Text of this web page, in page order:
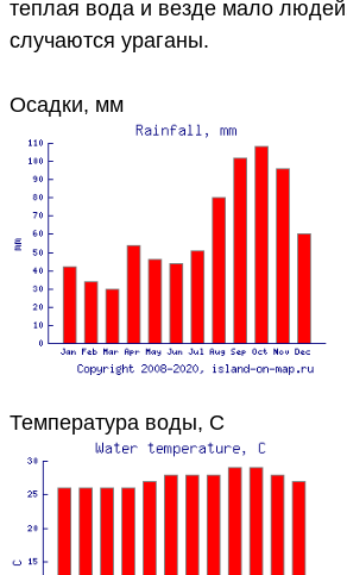
теплая вода и везде мало
случаются ураганы.
Осадки, мм
Температура воды, C